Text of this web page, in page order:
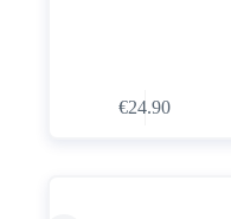
€24.90